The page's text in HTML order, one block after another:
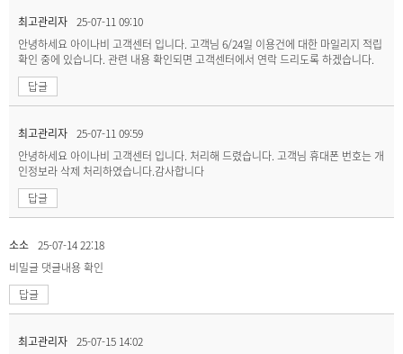
최고관리자 25-07-11 09:10
안녕하세요 아이나비 고객센터 입니다. 고객님 6/24일 이용건에 대한 마일리지 적립
확인 중에 있습니다. 관련 내용 확인되면 고객센터에서 연락 드리도록 하겠습니다.
답글
최고관리자 25-07-11 09:59
안녕하세요 아이나비 고객센터 입니다. 처리해 드렸습니다. 고객님 휴대폰 번호는 개
인정보라 삭제 처리하였습니다.감사합니다
답글
소소 25-07-14 22:18
비밀글 댓글내용 확인
답글
최고관리자 25-07-15 14:02